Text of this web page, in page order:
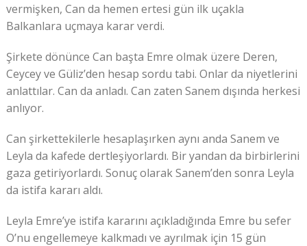
vermişken, Can da hemen ertesi gün ilk uçakla
Balkanlara uçmaya karar verdi.
Şirkete dönünce Can başta Emre olmak üzere Deren,
Ceycey ve Güliz’den hesap sordu tabi. Onlar da niyetlerini
anlattılar. Can da anladı. Can zaten Sanem dışında herkesi
anlıyor.
Can şirkettekilerle hesaplaşırken aynı anda Sanem ve
Leyla da kafede dertleşiyorlardı. Bir yandan da birbirlerini
gaza getiriyorlardı. Sonuç olarak Sanem’den sonra Leyla
da istifa kararı aldı.
Leyla Emre’ye istifa kararını açıkladığında Emre bu sefer
O’nu engellemeye kalkmadı ve ayrılmak için 15 gün